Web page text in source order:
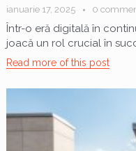
ianuarie 17, 2025 0
Într-o eră digitală în
joacă un rol crucial în
Read more of this post